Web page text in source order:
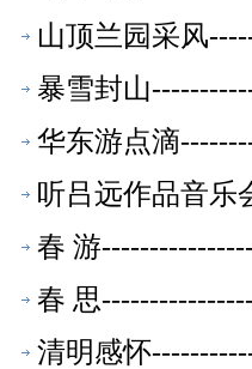
山顶兰园采风
暴雪封山
华东游点滴
听吕远作品音乐
春 游
春 思
清明感怀